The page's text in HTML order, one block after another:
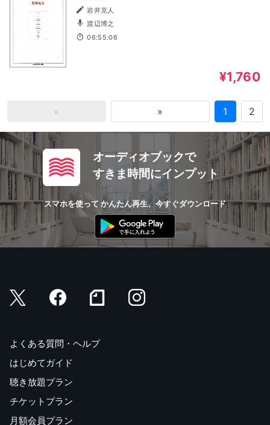
岩井克人
渡辺博之
06:55:06
¥1,760
« » 1 2
オーディオブックで
すきま時間にインプット
スマホを使って かんたん再生、今すぐダウンロード
よくある質問・ヘルプ
はじめてガイド
聴き放題プラン
チケットプラン
月額会員プラン